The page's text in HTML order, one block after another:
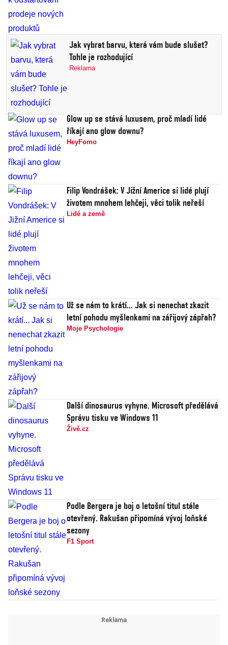
Jak vybrat barvu, která vám bude slušet?
Tohle je rozhodující
Reklama
Glow up se stává luxusem, proč mladí lidé
říkají ano glow downu?
HeyFomo
Filip Vondrášek: V Jižní Americe si lidé plují
životem mnohem lehčeji, věci tolik neřeší
Lidé a země
Už se nám to krátí... Jak si nenechat zkazit
letní pohodu myšlenkami na zářijový zápřah?
Moje Psychologie
Další dinosaurus vyhyne. Microsoft předělává
Správu tisku ve Windows 11
Živě.cz
Podle Bergera je boj o letošní titul stále
otevřený. Rakušan připomíná vývoj loňské
sezony
F1 Sport